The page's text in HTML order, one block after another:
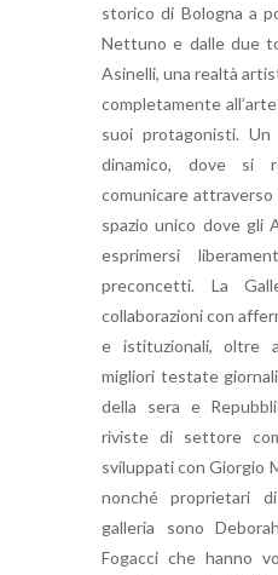
storico di Bologna a
Nettuno e dalle due
Asinelli, una realtà
completamente
suoi protagonisti.
dinamico, dove si
comunicare
spazio unico dove gli
esprimersi
preconcetti. La
collaborazioni con
e istituzionali, oltre
migliori testate
della sera e
riviste di settore
sviluppati con Giorgio
nonché proprietari
galleria sono
Fogacci che hanno